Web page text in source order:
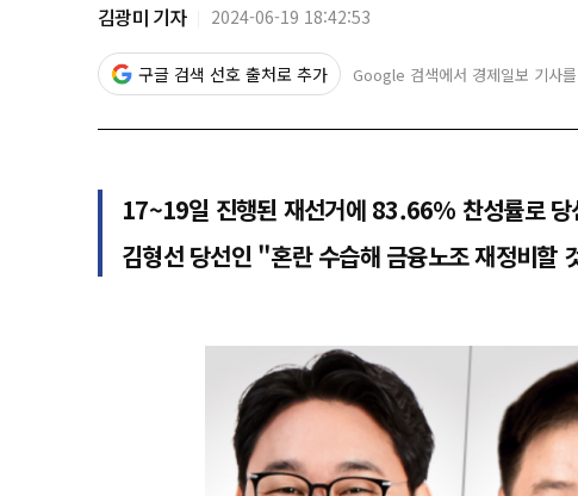
김광미 기자 2024-06-19 18:42:53
구글 검색 선호 출처로 추가 Google 검색에서 경제일보 기사
17~19일 진행된 재선거에 83.66% 찬성률로 당
김형선 당선인 "혼란 수습해 금융노조 재정비할